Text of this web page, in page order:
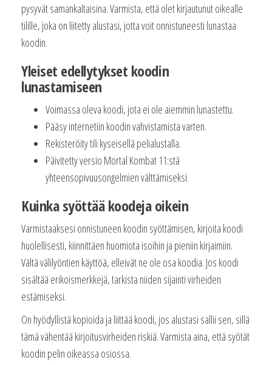
pysyvät samankaltaisina. Varmista, että olet kirjautunut oikealle
tilille, joka on liitetty alustasi, jotta voit onnistuneesti lunastaa
koodin.
Yleiset edellytykset koodin
lunastamiseen
Voimassa oleva koodi, jota ei ole aiemmin lunastettu.
Pääsy internetiin koodin vahvistamista varten.
Rekisteröity tili kyseisellä pelialustalla.
Päivitetty versio Mortal Kombat 11:stä
yhteensopivuusongelmien välttämiseksi.
Kuinka syöttää koodeja oikein
Varmistaaksesi onnistuneen koodin syöttämisen, kirjoita koodi
huolellisesti, kiinnittäen huomiota isoihin ja pieniin kirjaimiin.
Vältä välilyöntien käyttöä, elleivät ne ole osa koodia. Jos koodi
sisältää erikoismerkkejä, tarkista niiden sijainti virheiden
estämiseksi.
On hyödyllistä kopioida ja liittää koodi, jos alustasi sallii sen, sillä
tämä vähentää kirjoitusvirheiden riskiä. Varmista aina, että syötät
koodin pelin oikeassa osiossa.